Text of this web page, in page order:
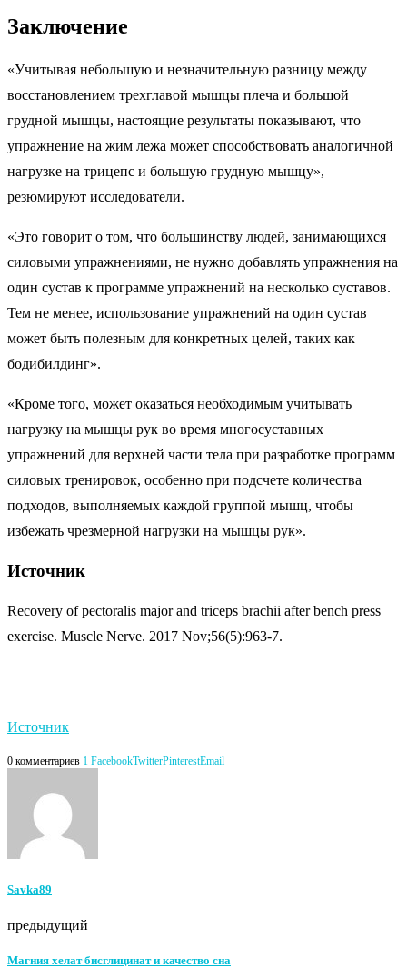
Заключение
«Учитывая небольшую и незначительную разницу между
восстановлением трехглавой мышцы плеча и большой
грудной мышцы, настоящие результаты показывают, что
упражнение на жим лежа может способствовать аналогичной
нагрузке на трицепс и большую грудную мышцу», —
резюмируют исследователи.
«Это говорит о том, что большинству людей, занимающихся
силовыми упражнениями, не нужно добавлять упражнения на
один сустав к программе упражнений на несколько суставов.
Тем не менее, использование упражнений на один сустав
может быть полезным для конкретных целей, таких как
бодибилдинг».
«Кроме того, может оказаться необходимым учитывать
нагрузку на мышцы рук во время многосуставных
упражнений для верхней части тела при разработке программ
силовых тренировок, особенно при подсчете количества
подходов, выполняемых каждой группой мышц, чтобы
избежать чрезмерной нагрузки на мышцы рук».
Источник
Recovery of pectoralis major and triceps brachii after bench press
exercise. Muscle Nerve. 2017 Nov;56(5):963-7.
Источник
0 комментариев 1 FacebookTwitterPinterestEmail
Savka89
предыдущий
Магния хелат бисглицинат и качество сна